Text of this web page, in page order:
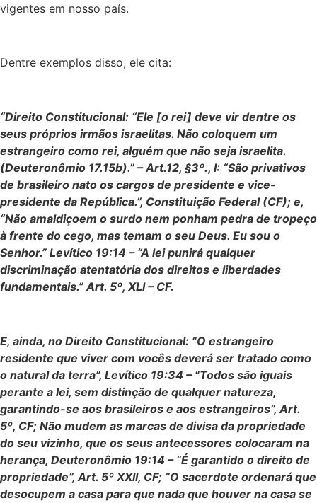
vigentes em nosso país.
Dentre exemplos disso, ele cita:
“Direito Constitucional: “Ele [o rei] deve vir dentre os
seus próprios irmãos israelitas. Não coloquem um
estrangeiro como rei, alguém que não seja israelita.
(Deuteronômio 17.15b).” – Art.12, §3º., I: “São privativos
de brasileiro nato os cargos de presidente e vice-
presidente da República.”, Constituição Federal (CF); e,
“Não amaldiçoem o surdo nem ponham pedra de tropeço
à frente do cego, mas temam o seu Deus. Eu sou o
Senhor.” Levítico 19:14 – “A lei punirá qualquer
discriminação atentatória dos direitos e liberdades
fundamentais.” Art. 5º, XLI – CF.
E, ainda, no Direito Constitucional: “O estrangeiro
residente que viver com vocês deverá ser tratado como
o natural da terra”, Levítico 19:34 – “Todos são iguais
perante a lei, sem distinção de qualquer natureza,
garantindo-se aos brasileiros e aos estrangeiros”, Art.
5º, CF; Não mudem as marcas de divisa da propriedade
do seu vizinho, que os seus antecessores colocaram na
herança, Deuteronômio 19:14 – “É garantido o direito de
propriedade”, Art. 5º XXII, CF; “O sacerdote ordenará que
desocupem a casa para que nada que houver na casa se